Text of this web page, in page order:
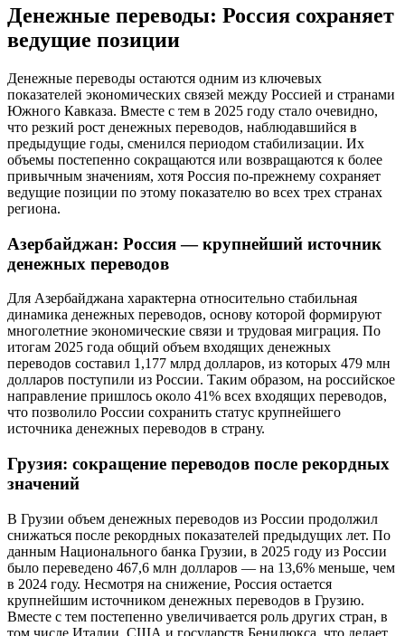
Денежные переводы: Россия сохраняет
ведущие позиции
Денежные переводы остаются одним из ключевых
показателей экономических связей между Россией и странами
Южного Кавказа. Вместе с тем в 2025 году стало очевидно,
что резкий рост денежных переводов, наблюдавшийся в
предыдущие годы, сменился периодом стабилизации. Их
объемы постепенно сокращаются или возвращаются к более
привычным значениям, хотя Россия по-прежнему сохраняет
ведущие позиции по этому показателю во всех трех странах
региона.
Азербайджан: Россия — крупнейший источник
денежных переводов
Для Азербайджана характерна относительно стабильная
динамика денежных переводов, основу которой формируют
многолетние экономические связи и трудовая миграция. По
итогам 2025 года общий объем входящих денежных
переводов составил 1,177 млрд долларов, из которых 479 млн
долларов поступили из России. Таким образом, на российское
направление пришлось около 41% всех входящих переводов,
что позволило России сохранить статус крупнейшего
источника денежных переводов в страну.
Грузия: сокращение переводов после рекордных
значений
В Грузии объем денежных переводов из России продолжил
снижаться после рекордных показателей предыдущих лет. По
данным Национального банка Грузии, в 2025 году из России
было переведено 467,6 млн долларов — на 13,6% меньше, чем
в 2024 году. Несмотря на снижение, Россия остается
крупнейшим источником денежных переводов в Грузию.
Вместе с тем постепенно увеличивается роль других стран, в
том числе Италии, США и государств Бенилюкса, что делает